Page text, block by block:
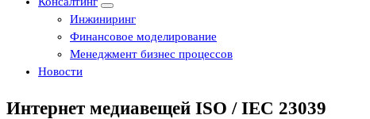
Инжиниринг
Финансовое моделирование
Менеджмент бизнес процессов
Новости
Интернет медиавещей ISO / IEC 23039